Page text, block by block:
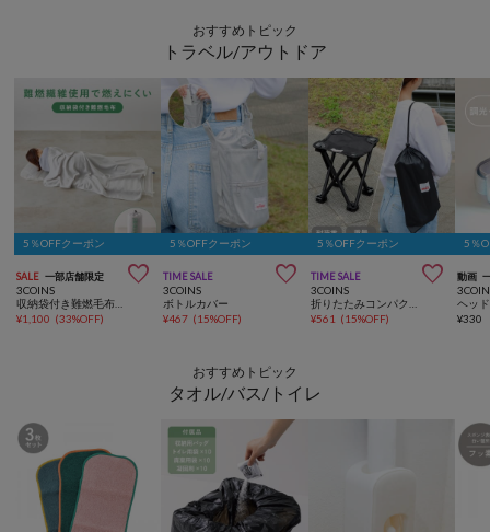
おすすめトピック
トラベル/アウトドア
5％OFFクーポン
SALE 一部店舗限定 
3COINS
¥1,100 (33%OFF)
5％OFFクーポン
TIME SALE 
3COINS
ボトルカバー
¥467 (15%OFF)
5％OFFクーポン
TIME SALE 
3COINS
¥561 (15%OFF)
5％
動画
¥330
おすすめトピック
タオル/バス/トイレ